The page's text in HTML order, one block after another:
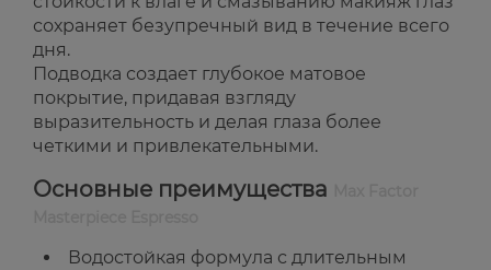
сохраняет безупречный вид в течение всего
дня.
Подводка создает глубокое матовое
покрытие, придавая взгляду
выразительность и делая глаза более
четкими и привлекательными.
Основные преимущества
Водостойкая формула с длительным